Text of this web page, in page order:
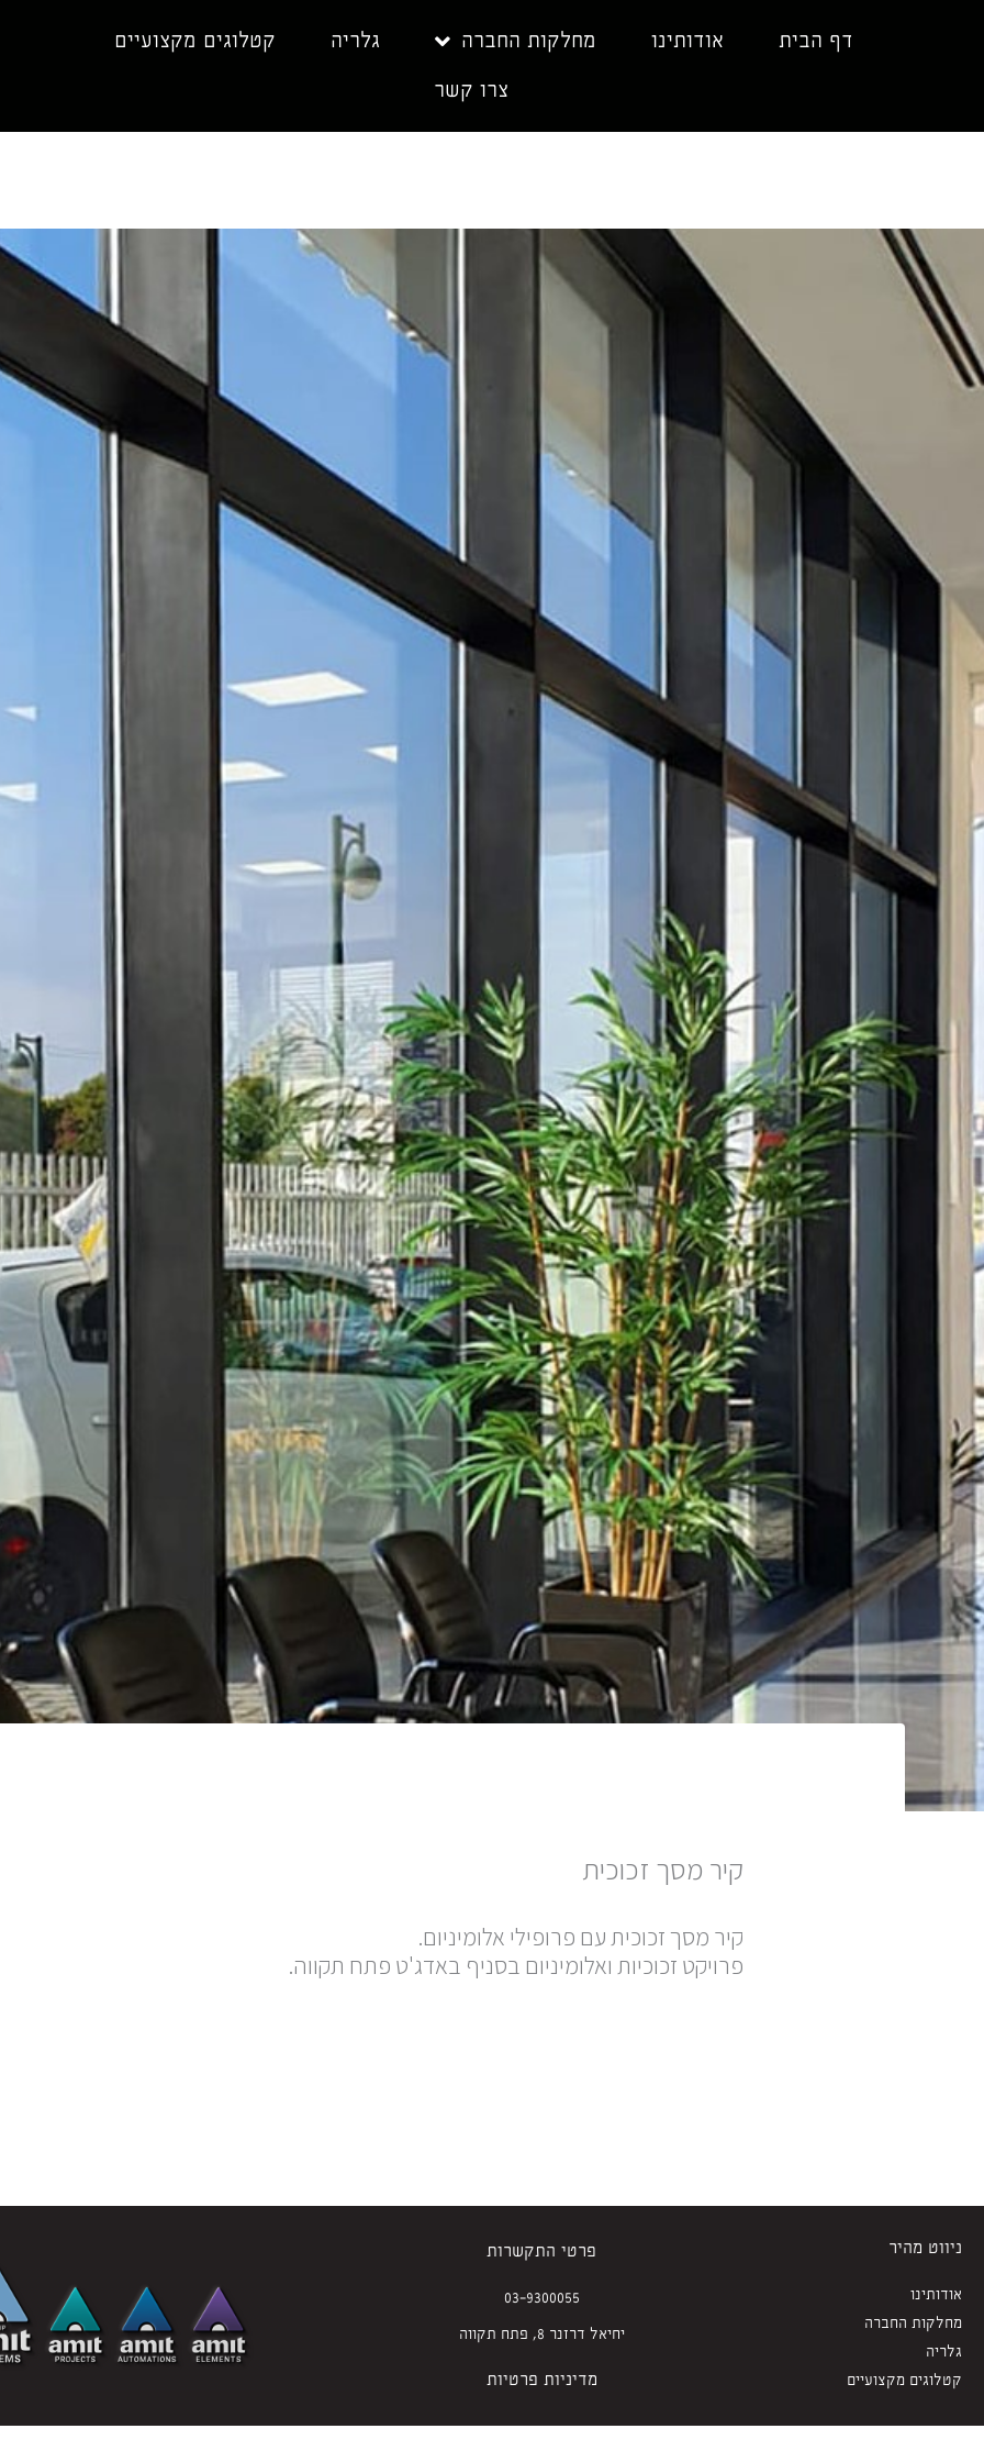
דף הבית אודותינו מחלקות החברה גלריה קטלוגים מקצועיים
צרו קשר
קיר מסך זכוכית
קיר מסך זכוכית עם פרופילי אלומיניום.
פרויקט זכוכיות ואלומיניום בסניף באדג'ט פתח תקווה.
ניווט מהיר
אודותינו
מחלקות החברה
גלריה
קטלוגים מקצועיים
פרטי התקשרות
03-9300055
יחיאל דרזנר 8, פתח תקווה
מדיניות פרטיות